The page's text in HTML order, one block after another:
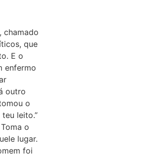
chamado
que
E o
enfermo
outro
o
leito.”
o
lugar.
foi